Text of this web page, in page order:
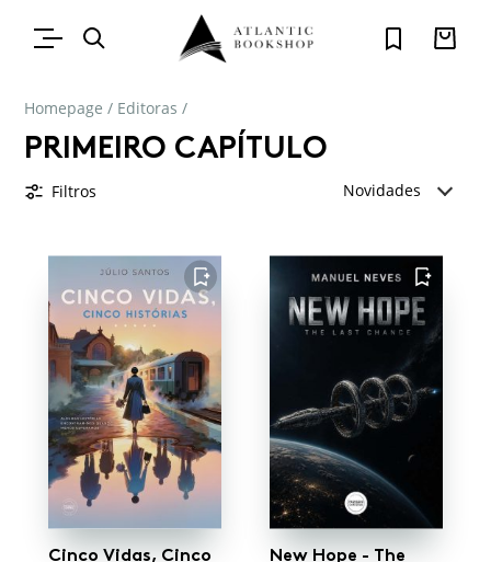
Homepage / Editoras /
PRIMEIRO CAPÍTULO
Filtros Novidades
FAVORITO
Cinco Vidas, Cinco
FAVORITO
New Hope - The